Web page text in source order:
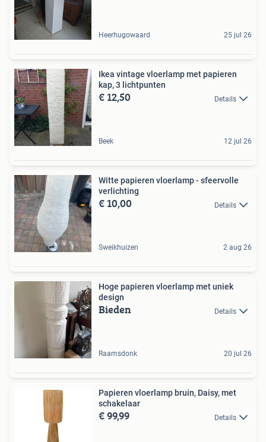
Heerhugowaard 25 jul 26
Ikea vintage vloerlamp met papieren
kap, 3 lichtpunten
€ 12,50 Details
Beek 12 jul 26
Witte papieren vloerlamp - sfeervolle
verlichting
€ 10,00 Details
Sweikhuizen 2 aug 26
Hoge papieren vloerlamp met uniek
design
Bieden Details
Raamsdonk 20 jul 26
Papieren vloerlamp bruin, Daisy, met
schakelaar
€ 99,99 Details